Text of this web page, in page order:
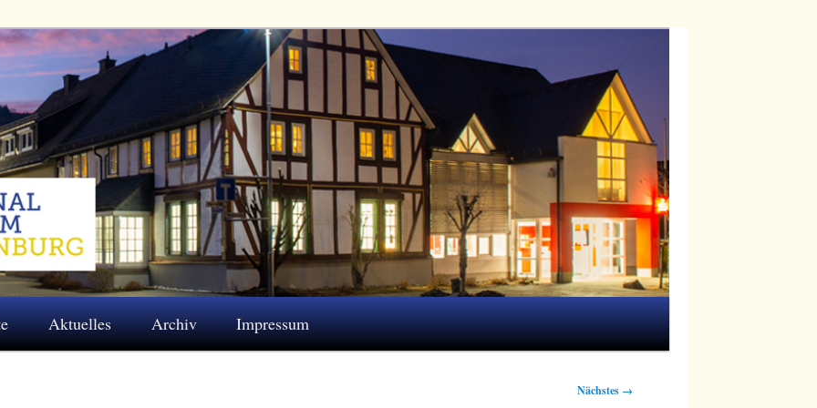
Eschenburg e.V.
Aktuelles Archiv Impressum
Nächstes →